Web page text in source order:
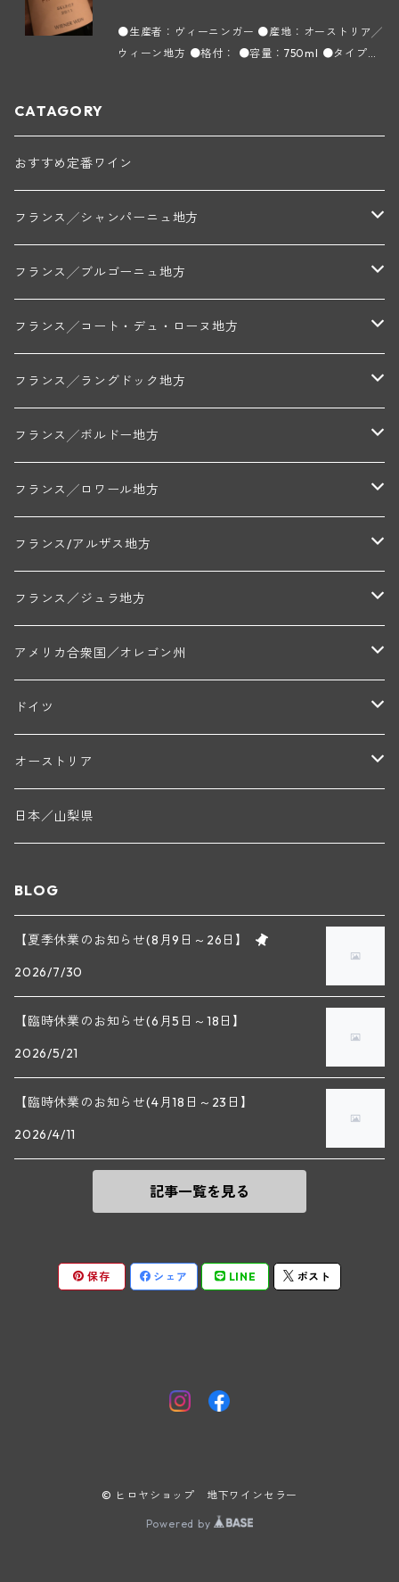
●生産者：ヴィーニンガー ●産地：オーストリア╱
ウィーン地方 ●格付： ●容量：750ml ●タイプ：
CATAGORY
おすすめ定番ワイン
フランス╱シャンパーニュ地方
モンターニュ・ド・ランス
トリシェ・ディディエ
コート・デ・ブラン
ミッシェル・ジュネ
フランス╱ブルゴーニュ地方
シャブリ地区
プティ・ポンティニィ(シャブリ)
アラン・マティアス(トネロワ)
コート・ド・ニュイ地区
クロード・デュガ(ジュヴレ・シャンベルタン)
セラファン・ペール・エ・フィス(ジュヴレ・シャンベルタン)
エマニュエル・ルジェ(フラジェ・エシェゾー)
ニコラ・ルジェ(フラジェ・エシェゾー)
メオ・カミュゼ・フレール・エ・スール(ヴォーヌ・ロマネ)
アンリ・グージュ(ニュイ・サン・ジョルジュ)
ルー・デュモン(ジュヴレ・シャンベルタン)
アンリ・ルブルソー(ジュヴレ・シャンベルタン)
ルイ・レミー(モレ・サン・ドニ)
ヴァンサン・ジャニアール(モレ・サン・ドニ)
コート・ド・ボーヌ地区
フランソワーズ・ジャニアール(ペルナン・ヴェルジュレス)
マルキ・ダンジェルヴィル(ヴォルネー)
ドニ・ペール・エ・フィス(ペルナン・ヴェルジュレス)
コント・ラフォン(ムルソー)
フランソワ・ミクルスキ(ムルソー)
バンジャマン・ルルー(ボーヌ)
ルフレーヴ(ピュリニー・モンラッシェ)
ドミニク・ラフォン(ムルソー)
ガニャール・ドラグランジュ(シャサーニュ・モンラッシェ)
トロ・ボー(ショレ・レ・ボーヌ)
ピエール・ギユモ(サヴィニー・レ・ボーヌ)
コート・シャロネーズ地区
ロワイエ(コート・デュ・クーショワ)
A&Pド・ヴィレーヌ(ブーズロン)
マコネ地区
マンシア・ポンセ(シャントレ)
ボージョレ地区
フランク・ジュイヤール(ジュリエナ)
ギイ・ブルトン(モルゴン)
フランス╱コート・デュ・ローヌ地方
北部地区
ジャン・ルイ・シャーヴ(エルミタージュ)
ジャン・ルイ・シャーヴ・セレクション(エルミタージュ)
南部地区
ル・ヴュー・ドンジョン(シャトーヌフ・デュ・パプ)
シャトー・ライヤ(シャトーヌフ・デュ・パプ)
フランス╱ラングドック地方
コトー・デュ・ラングドック地区
ド・ロルチュ(ヴァルフローネ)
ヴァン・ド・ペイ・ド・レロー
ムーラン・ド・ガサック
フランス╱ボルドー地方
アントル・ドゥー・メール地区
シャトー・レストリーユ
メドック地区
シャトー・ル・タンプル
フランス╱ロワール地方
ペイ・ナンテ地区
デ・オー・ペミオン(ムスカデ)
サントル・ニヴェルネ地区
ディディエ・ダグノー(プイィ・フュメ)
レジス・ミネ(プイィ・フュメ)
トゥーレーヌ地区
ド・ラ・ノブレ(シノン)
フランス/アルザス地方
ロリー・ガスマン
フランス／ジュラ地方
アルボワ
ペリカン
アメリカ合衆国／オレゴン州
ウィラメット・ヴァレー
ニコラ・ジェイ
ドイツ
ラインガウ
ゲオルグ・ブロイヤー
フランケン
オーストリア
テルメンレギオン
マラート
シュタット・クレムス
ヒルシュ
シュロス・ゴベルスブルグ
ビルギット・アイヒンガー
ユルチッチ・ゾンホーフ
ヴァーグラム
二グル
レート
ミッテルブルゲンランド
ヴェーニンガー
ヴィーニンガー
ズュート・シュタイヤーマルク
日本／山梨県
BLOG
【夏季休業のお知らせ(8月9日～26日】
2026/7/30
【臨時休業のお知らせ(6月5日～18日】
2026/5/21
【臨時休業のお知らせ(4月18日～23日】
2026/4/11
記事一覧を見る
保存 シェア LINE ポスト
© ヒロヤショップ 地下ワインセラー
Powered by